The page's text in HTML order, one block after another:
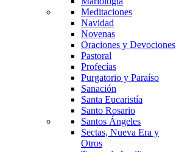
Meditaciones
Navidad
Novenas
Oraciones y Devociones
Pastoral
Profecías
Purgatorio y Paraíso
Sanación
Santa Eucaristía
Santo Rosario
Santos Ángeles
Sectas, Nueva Era y
Otros